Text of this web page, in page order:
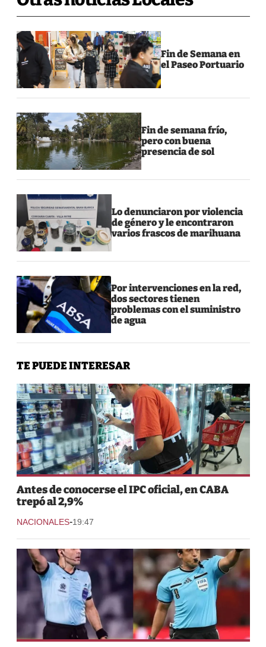
Fin de Semana en
el Paseo Portuario
Fin de semana frío,
pero con buena
presencia de sol
Lo denunciaron por violencia
de género y le encontraron
varios frascos de marihuana
Por intervenciones en la red,
dos sectores tienen
problemas con el suministro
de agua
TE PUEDE INTERESAR
Antes de conocerse el IPC oficial, en CABA
trepó al 2,9%
NACIONALES-19:47